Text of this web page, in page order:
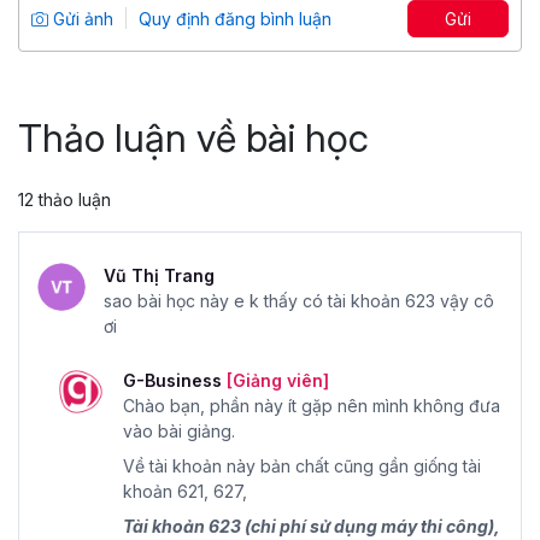
4.75
5,666
Gửi ảnh Quy định đăng bình luận Gửi
Thảo luận về bài học
12 thảo luận
Vũ Thị Trang
sao bài học này e k thấy có tài khoản 623 vậy cô
ơi
G-Business [Giảng viên]
Chào bạn, phần này ít gặp nên mình không đưa
vào bài giảng.
Về tài khoản này bản chất cũng gần giống tài
khoản 621, 627,
Tài khoản 623 (chi phí sử dụng máy thi công),